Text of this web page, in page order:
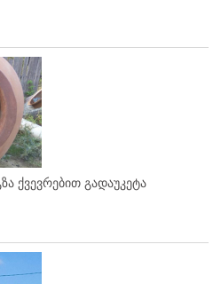
ქვევრებით გადაუკეტა